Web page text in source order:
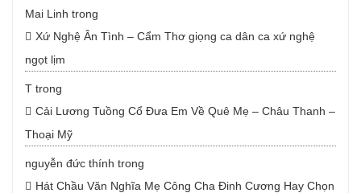
Mai Linh trong
Xứ Nghệ Ân Tình – Cẩm Thơ giọng ca dân ca xứ nghệ
ngọt lịm
T trong
Cải Lương Tuồng Cổ Đưa Em Về Quê Mẹ – Châu Thanh –
Thoại Mỹ
nguyễn đức thính trong
Hát Chầu Văn Nghĩa Mẹ Công Cha Đinh Cương Hay Chọn